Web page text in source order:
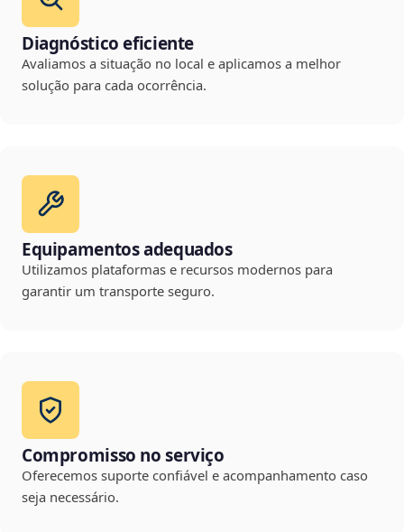
Diagnóstico eficiente
Avaliamos a situação no local e aplicamos a melhor
solução para cada ocorrência.
Equipamentos adequados
Utilizamos plataformas e recursos modernos para
garantir um transporte seguro.
Compromisso no serviço
Oferecemos suporte confiável e acompanhamento caso
seja necessário.